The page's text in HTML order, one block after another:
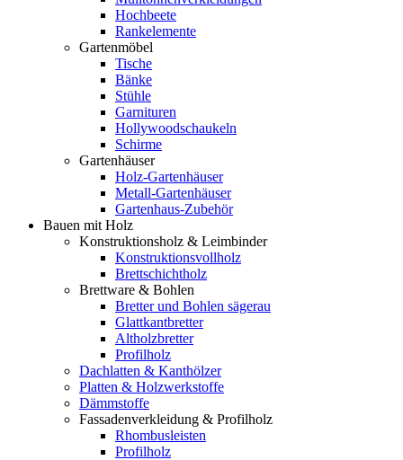
Hochbeete
Rankelemente
Gartenmöbel
Tische
Bänke
Stühle
Garnituren
Hollywoodschaukeln
Schirme
Gartenhäuser
Holz-Gartenhäuser
Metall-Gartenhäuser
Gartenhaus-Zubehör
Bauen mit Holz
Konstruktionsholz & Leimbinder
Konstruktionsvollholz
Brettschichtholz
Brettware & Bohlen
Bretter und Bohlen sägerau
Glattkantbretter
Altholzbretter
Profilholz
Dachlatten & Kanthölzer
Platten & Holzwerkstoffe
Dämmstoffe
Fassadenverkleidung & Profilholz
Rhombusleisten
Profilholz